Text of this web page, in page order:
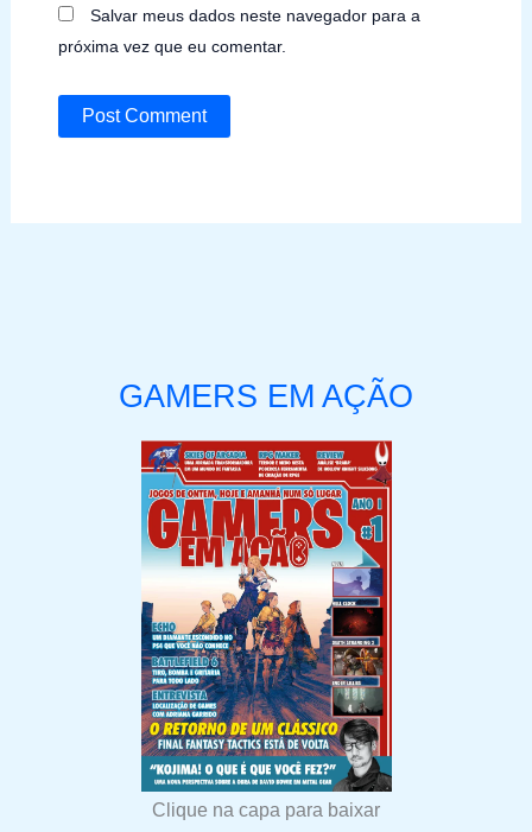
Salvar meus dados neste navegador para a
próxima vez que eu comentar.
GAMERS EM AÇÃO
Clique na capa para baixar